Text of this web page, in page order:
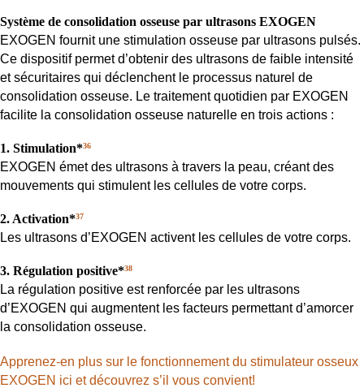
Système de consolidation osseuse par ultrasons EXOGEN
EXOGEN fournit une stimulation osseuse par ultrasons pulsés.
Ce dispositif permet d’obtenir des ultrasons de faible intensité
et sécuritaires qui déclenchent le processus naturel de
consolidation osseuse. Le traitement quotidien par EXOGEN
facilite la consolidation osseuse naturelle en trois actions :
1. Stimulation*36
EXOGEN émet des ultrasons à travers la peau, créant des
mouvements qui stimulent les cellules de votre corps.
2. Activation*37
Les ultrasons d’EXOGEN activent les cellules de votre corps.
3. Régulation positive*38
La régulation positive est renforcée par les ultrasons
d’EXOGEN qui augmentent les facteurs permettant d’amorcer
la consolidation osseuse.
Apprenez-en plus sur le fonctionnement du stimulateur osseux
EXOGEN ici et découvrez s’il vous convient!